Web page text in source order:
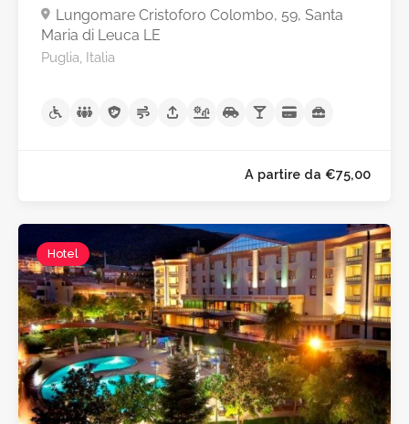
Lungomare Cristoforo Colombo, 59, Santa
Maria di Leuca LE
Puglia, Italia
Hotel